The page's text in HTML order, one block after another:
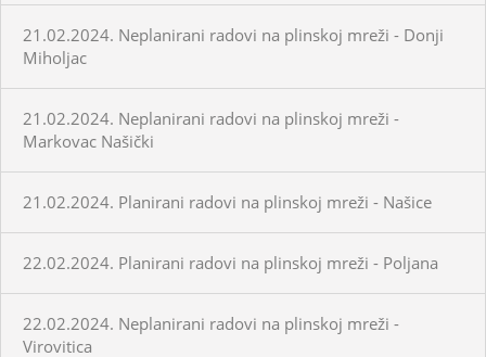
21.02.2024. Neplanirani radovi na plinskoj mreži - Donji
Miholjac
21.02.2024. Neplanirani radovi na plinskoj mreži -
Markovac Našički
21.02.2024. Planirani radovi na plinskoj mreži - Našice
22.02.2024. Planirani radovi na plinskoj mreži - Poljana
22.02.2024. Neplanirani radovi na plinskoj mreži -
Virovitica